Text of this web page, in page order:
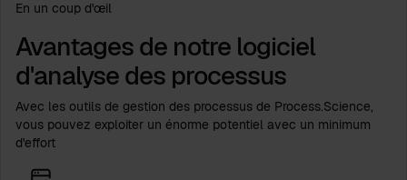
En un coup d'œil
Avantages de notre logiciel
d'analyse des processus
Avec les outils de gestion des processus de Process.Science,
vous pouvez exploiter un énorme potentiel avec un minimum
d'effort